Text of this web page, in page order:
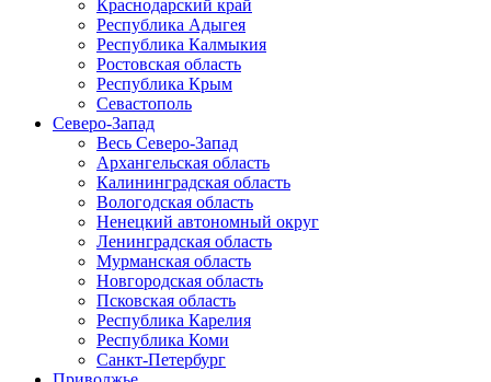
Краснодарский край
Республика Адыгея
Республика Калмыкия
Ростовская область
Республика Крым
Севастополь
Северо-Запад
Весь Северо-Запад
Архангельская область
Калининградская область
Вологодская область
Ненецкий автономный округ
Ленинградская область
Мурманская область
Новгородская область
Псковская область
Республика Карелия
Республика Коми
Санкт-Петербург